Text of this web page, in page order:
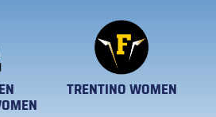
TRENTINO WOMEN